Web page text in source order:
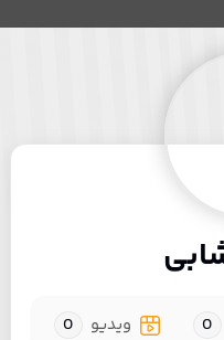
0 ویدیو 0